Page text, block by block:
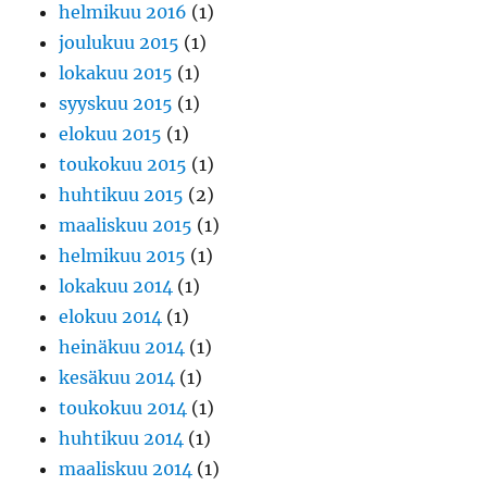
helmikuu 2016 (1)
joulukuu 2015 (1)
lokakuu 2015 (1)
syyskuu 2015 (1)
elokuu 2015 (1)
toukokuu 2015 (1)
huhtikuu 2015 (2)
maaliskuu 2015 (1)
helmikuu 2015 (1)
lokakuu 2014 (1)
elokuu 2014 (1)
heinäkuu 2014 (1)
kesäkuu 2014 (1)
toukokuu 2014 (1)
huhtikuu 2014 (1)
maaliskuu 2014 (1)